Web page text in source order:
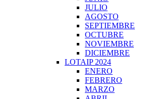
JULIO
AGOSTO
SEPTIEMBRE
OCTUBRE
NOVIEMBRE
DICIEMBRE
LOTAIP 2024
ENERO
FEBRERO
MARZO